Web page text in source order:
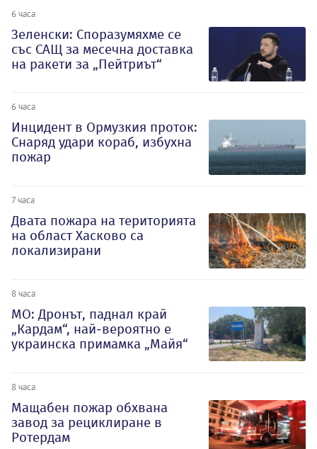
6 часа
Зеленски: Споразумяхме се
със САЩ за месечна доставка
на ракети за „Пейтриът“
6 часа
Инцидент в Ормузкия проток:
Снаряд удари кораб, избухна
пожар
7 часа
Двата пожара на територията
на област Хасково са
локализирани
8 часа
МО: Дронът, паднал край
„Кардам“, най-вероятно е
украинска примамка „Майя“
8 часа
Мащабен пожар обхвана
завод за рециклиране в
Ротердам